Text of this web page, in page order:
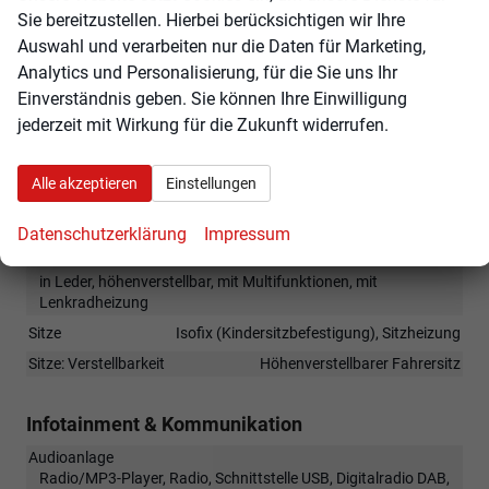
Rückfahrkamera
Parksensoren hinten
Tagfahrlicht
Geschwindigkeitserkennung
Innen
Fensterheber
Klimatisierung
in Leder, höhenverstellbar, mit Multifunktionen, mit
Lenkradheizung
Sitze
Isofix (Kindersitzbefestigung), Sitzheizung
Sitze: Verstellbarkeit
Höhenverstellbarer Fahrersitz
Infotainment & Kommunikation
Audioanlage
Radio/MP3-Player, Radio, Schnittstelle USB, Digitalradio DAB,
Sie bereitzustellen. Hierbei berücksichtigen wir Ihre
Auswahl und verarbeiten nur die Daten für Marketing,
Analytics und Personalisierung, für die Sie uns Ihr
Einverständnis geben. Sie können Ihre Einwilligung
jederzeit mit Wirkung für die Zukunft widerrufen.
Alle akzeptieren Einstellungen
Datenschutzerklärung Impressum